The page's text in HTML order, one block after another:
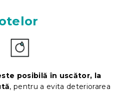
posibilă în uscător, la
, pentru a evita deteriorarea